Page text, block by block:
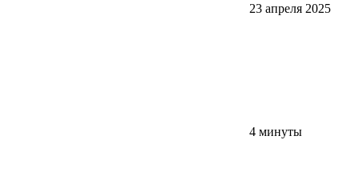
23 апреля 2025
4 минуты